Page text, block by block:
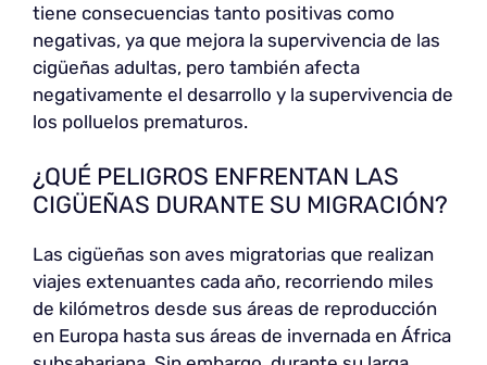
tiene consecuencias tanto positivas como
negativas, ya que mejora la supervivencia de las
cigüeñas adultas, pero también afecta
negativamente el desarrollo y la supervivencia de
los polluelos prematuros.
¿QUÉ PELIGROS ENFRENTAN LAS
CIGÜEÑAS DURANTE SU MIGRACIÓN?
Las cigüeñas son aves migratorias que realizan
viajes extenuantes cada año, recorriendo miles
de kilómetros desde sus áreas de reproducción
en Europa hasta sus áreas de invernada en África